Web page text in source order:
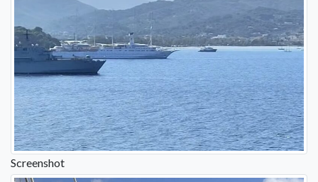
Screenshot